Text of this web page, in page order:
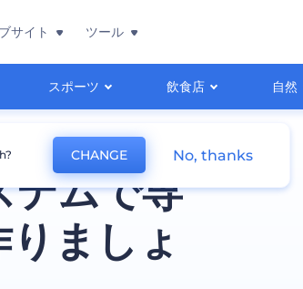
スポーツ 飲食店 自然
サイト ツール
テムで専
ましょ
CHANGE No, thanks